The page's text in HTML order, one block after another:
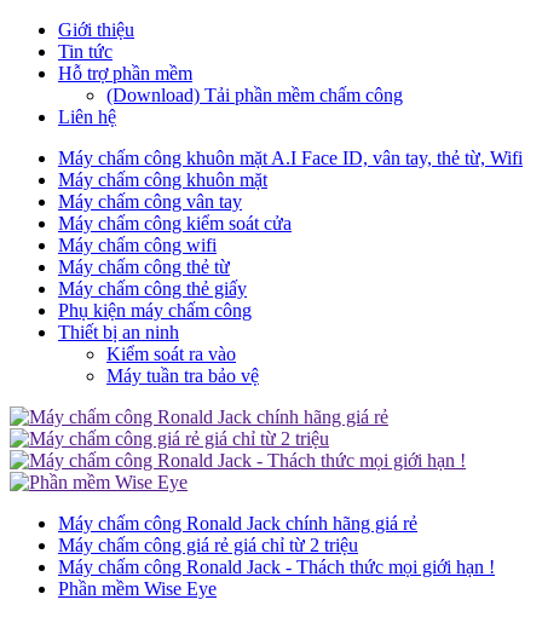
Giới thiệu
Tin tức
Hỗ trợ phần mềm
(Download) Tải phần mềm chấm công
Liên hệ
Máy chấm công khuôn mặt A.I Face ID, vân tay, thẻ từ, Wifi
Máy chấm công khuôn mặt
Máy chấm công vân tay
Máy chấm công kiểm soát cửa
Máy chấm công wifi
Máy chấm công thẻ từ
Máy chấm công thẻ giấy
Phụ kiện máy chấm công
Thiết bị an ninh
Kiểm soát ra vào
Máy tuần tra bảo vệ
Máy chấm công Ronald Jack chính hãng giá rẻ
Máy chấm công giá rẻ giá chỉ từ 2 triệu
Máy chấm công Ronald Jack - Thách thức mọi giới hạn !
Phần mềm Wise Eye